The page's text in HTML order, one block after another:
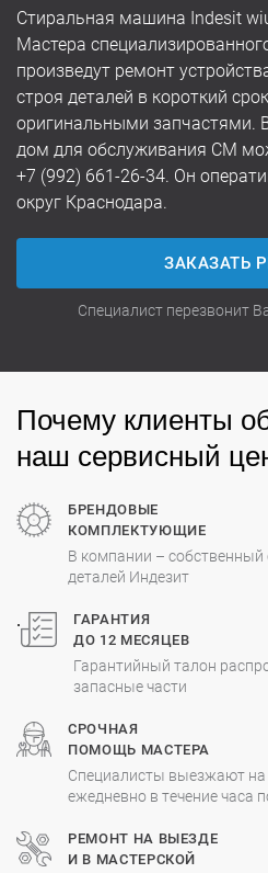
Стиральная машина Indesit
Мастера
произведут ремонт
строя деталей в короткий
оригинальными запчастями.
дом для обслуживания СМ
+7 (992) 661-26-34. Он
округ Краснодара.
ЗАКАЗАТЬ
Специалист перезвонит
Почему клиенты
наш сервисный
БРЕНДОВЫЕ
КОМПЛЕКТУЮЩИЕ
В компании – собственный
деталей Индезит
.
ГАРАНТИЯ
ДО 12 МЕСЯЦЕВ
Гарантийный талон
запасные части
СРОЧНАЯ
ПОМОЩЬ МАСТЕРА
Специалисты выезжают на
ежедневно в течение часа
РЕМОНТ НА ВЫЕЗДЕ
И В МАСТЕРСКОЙ